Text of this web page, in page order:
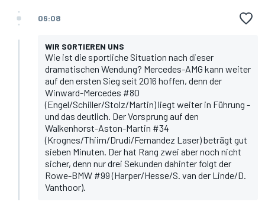
06:08
WIR SORTIEREN UNS
Wie ist die sportliche Situation nach dieser
dramatischen Wendung? Mercedes-AMG kann weiter
auf den ersten Sieg seit 2016 hoffen, denn der
Winward-Mercedes #80
(Engel/Schiller/Stolz/Martin) liegt weiter in Führung -
und das deutlich. Der Vorsprung auf den
Walkenhorst-Aston-Martin #34
(Krognes/Thiim/Drudi/Fernandez Laser) beträgt gut
sieben Minuten. Der hat Rang zwei aber noch nicht
sicher, denn nur drei Sekunden dahinter folgt der
Rowe-BMW #99 (Harper/Hesse/S. van der Linde/D.
Vanthoor).